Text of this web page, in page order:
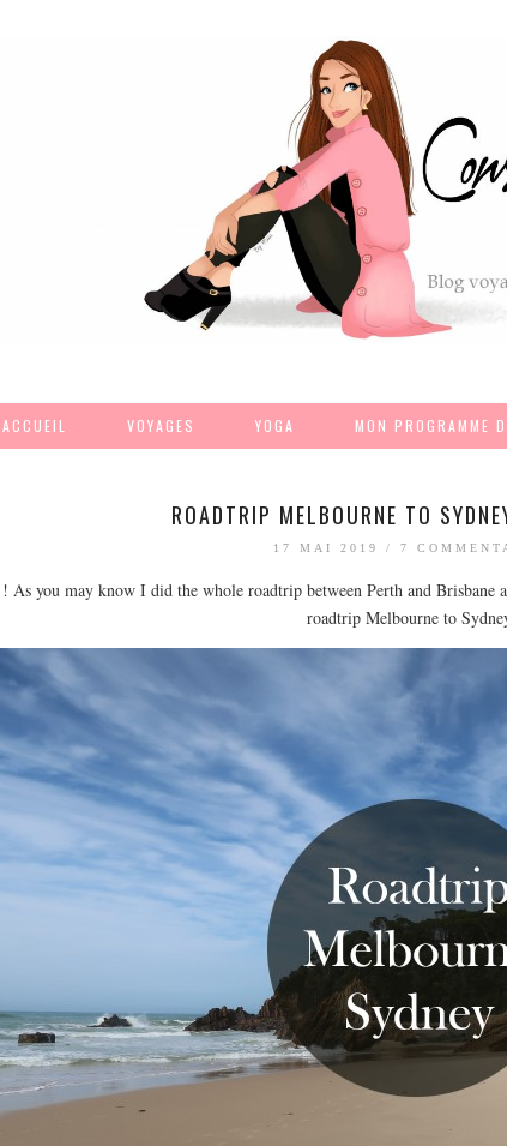
ACCUEIL VOYAGES YOGA MON PROGRAMME
ROADTRIP MELBOURNE TO
17 MAI 2019 /7
As you may know I did the whole roadtrip between Perth and Brisbane
roadtrip Melbourne to